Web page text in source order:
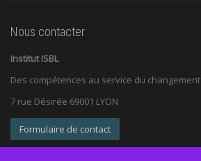
Nous contacter
Institut ISBL
Des compétences au service du changement
7 rue Désirée 69001 LYON
Formulaire de contact